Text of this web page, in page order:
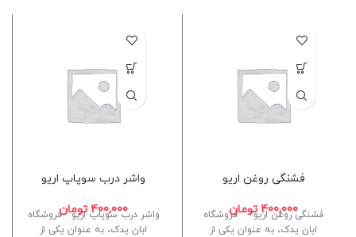
فشنگی روغن اریو
400,000 تومان
فشنگی روغن اریو فروشگاه
ابان یدک، به عنوان یکی از
واشر درب سوپاپ اریو
400,000 تومان
واشر درب سوپاپ اریو فروشگاه
ابان یدک، به عنوان یکی از